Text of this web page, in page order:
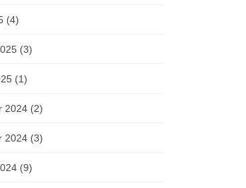
(4)
(3)
(1)
2024 (2)
2024 (3)
(9)